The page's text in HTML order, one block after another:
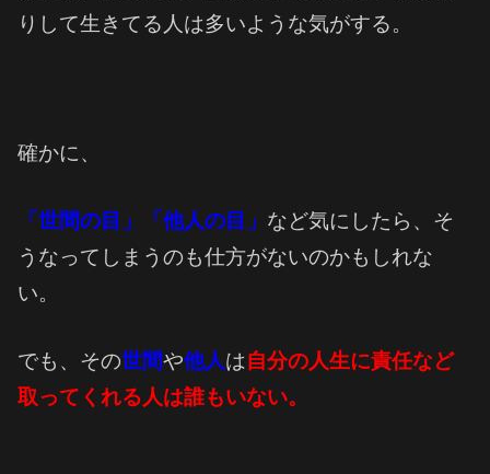
りして生きてる人は多いような気がする。
確かに、
「世間の目」「他人の目」 など気にしたら、そ
うなってしまうのも仕方がないのかもしれな
い。
でも、その世間や他人は自分の人生に責任など
取ってくれる人は誰もいない。